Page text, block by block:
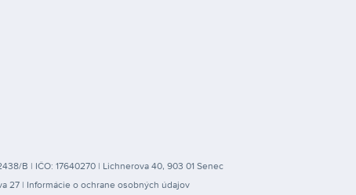
B | IČO: 17640270 | Lichnerova 40, 903 01 Senec
27 | Informácie o ochrane osobných údajov